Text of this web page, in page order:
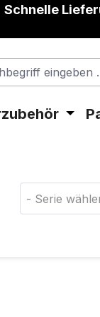
Schnelle
- Serie